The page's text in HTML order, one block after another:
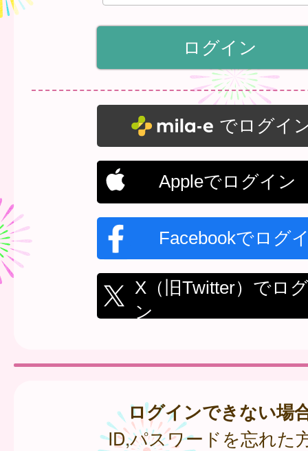
でログイ
Appleでログイン
Facebookでログ
X（旧Twitter）でロ
ン
ログインできない場
ID,パスワードを忘れた